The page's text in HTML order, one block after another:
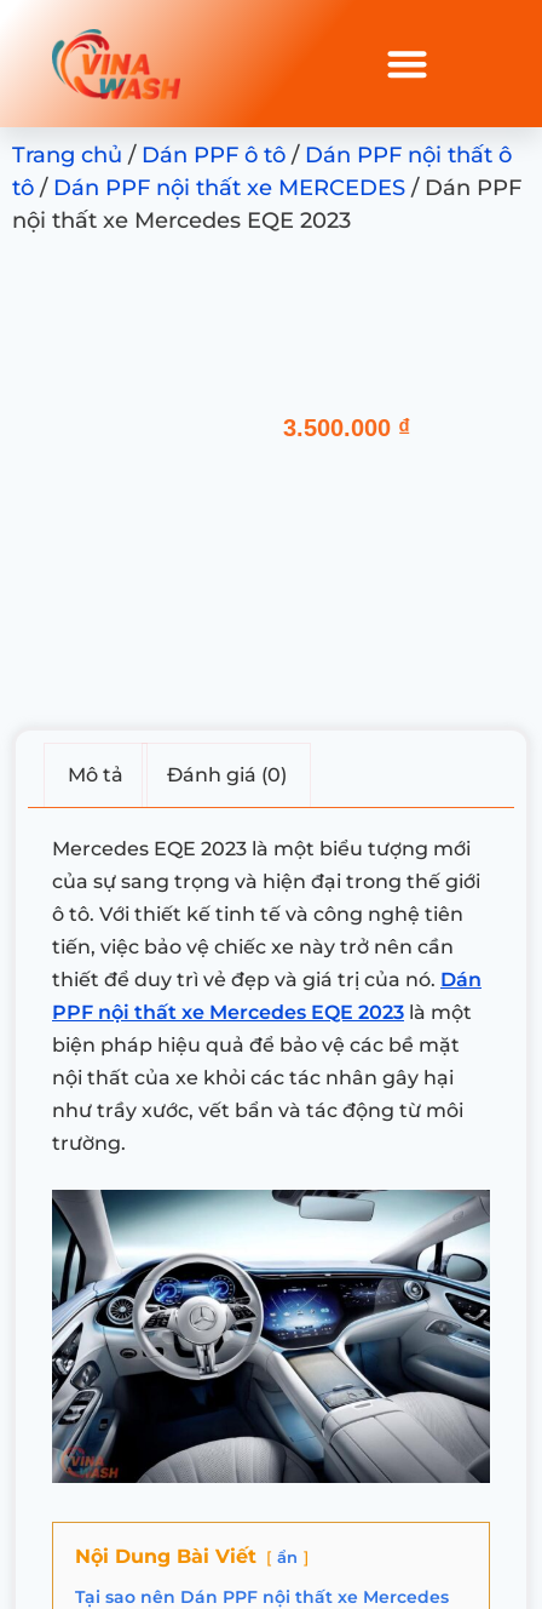
Trang chủ / Dán PPF ô tô / Dán PPF nội thất ô
tô / Dán PPF nội thất xe MERCEDES / Dán PPF
nội thất xe Mercedes EQE 2023
3.500.000 ₫
Mô tả Đánh giá (0)
Mercedes EQE 2023 là một biểu tượng mới
của sự sang trọng và hiện đại trong thế giới
ô tô. Với thiết kế tinh tế và công nghệ tiên
tiến, việc bảo vệ chiếc xe này trở nên cần
thiết để duy trì vẻ đẹp và giá trị của nó. Dán
PPF nội thất xe Mercedes EQE 2023 là một
biện pháp hiệu quả để bảo vệ các bề mặt
nội thất của xe khỏi các tác nhân gây hại
như trầy xước, vết bẩn và tác động từ môi
trường.
Nội Dung Bài Viết ẩn
Tại sao nên Dán PPF nội thất xe Mercedes